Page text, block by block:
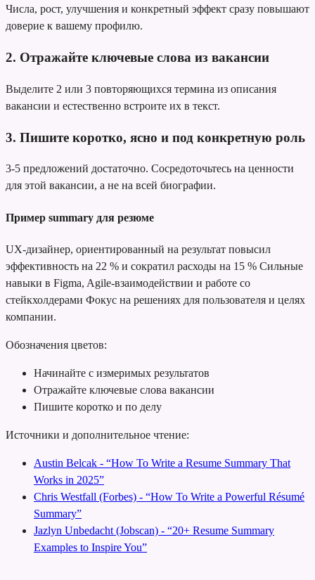
Числа, рост, улучшения и конкретный эффект сразу повышают
доверие к вашему профилю.
2. Отражайте ключевые слова из вакансии
Выделите 2 или 3 повторяющихся термина из описания
вакансии и естественно встроите их в текст.
3. Пишите коротко, ясно и под конкретную роль
3-5 предложений достаточно. Сосредоточьтесь на ценности
для этой вакансии, а не на всей биографии.
Пример summary для резюме
UX-дизайнер, ориентированный на результат повысил
эффективность на 22 % и сократил расходы на 15 % Сильные
навыки в Figma, Agile-взаимодействии и работе со
стейкхолдерами Фокус на решениях для пользователя и целях
компании.
Обозначения цветов:
Начинайте с измеримых результатов
Отражайте ключевые слова вакансии
Пишите коротко и по делу
Источники и дополнительное чтение:
Austin Belcak - “How To Write a Resume Summary That
Works in 2025”
Chris Westfall (Forbes) - “How To Write a Powerful Résumé
Summary”
Jazlyn Unbedacht (Jobscan) - “20+ Resume Summary
Examples to Inspire You”